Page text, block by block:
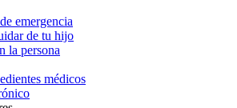
emergencia
de tu hijo
la persona
médicos